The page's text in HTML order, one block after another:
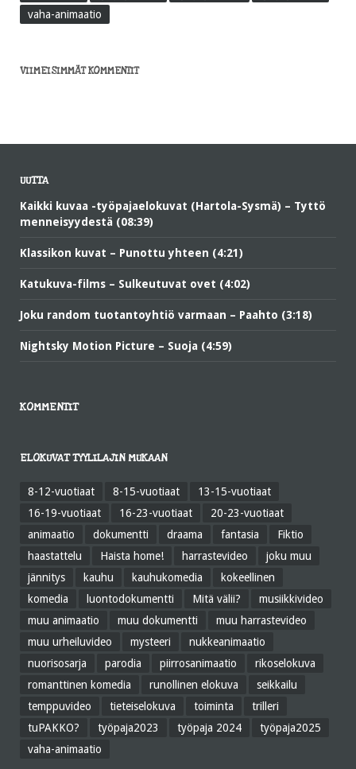
vaha-animaatio
VIIMEISIMMÄT KOMMENTIT
UUTTA
Kaikki kuvaa -työpajaelokuvat (Hartola-Sysmä) – Tyttö
menneisyydestä (08:39)
Klassikon kuvat – Punottu yhteen (4:21)
Katukuva-films – Sulkeutuvat ovet (4:02)
Joku random tuotantoyhtiö varmaan – Paahto (3:18)
Nightsky Motion Picture – Suoja (4:59)
KOMMENTIT
ELOKUVAT TYYLILAJIN MUKAAN
8-12-vuotiaat 8-15-vuotiaat
13-15-vuotiaat
16-19-vuotiaat
16-23-vuotiaat
20-23-vuotiaat
animaatio
dokumentti draama fantasia
Fiktio
haastattelu
Haista home! harrastevideo
joku muu
jännitys
kauhu kauhukomedia
kokeellinen
komedia
luontodokumentti Mitä välii?
musiikkivideo
muu animaatio
muu dokumentti
muu harrastevideo
muu urheiluvideo
mysteeri
nukkeanimaatio
nuorisosarja
parodia piirrosanimaatio
rikoselokuva
romanttinen komedia
runollinen elokuva
seikkailu
temppuvideo
tieteiselokuva toiminta
trilleri
tuPAKKO?
työpaja2023 työpaja 2024
työpaja2025
vaha-animaatio